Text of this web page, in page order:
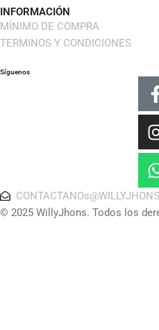
INFORMACIÓN
MÍNIMO DE COMPRA
TERMINOS Y CONDICIONES
Síguenos
© 2025 WillyJhons. Todos los